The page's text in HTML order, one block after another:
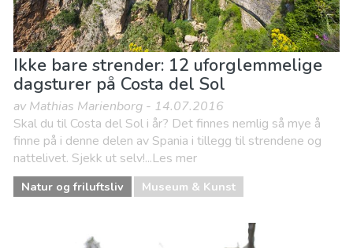
Ikke bare strender: 12 uforglemmelige
dagsturer på Costa del Sol
av Mathias Marienborg - 14.07.2016
Skal du til Costa del Sol i år? Det finnes nemlig så mye å
finne på i denne delen av Spania i tillegg til strendene og
nattelivet. Sjekk ut selv!...Les mer
Natur og friluftsliv Museum & Kunst